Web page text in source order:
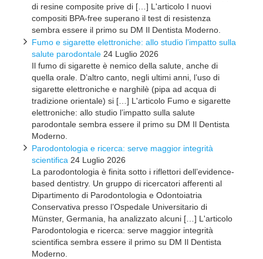
di resine composite prive di […] L'articolo I nuovi
compositi BPA-free superano il test di resistenza
sembra essere il primo su DM Il Dentista Moderno.
Fumo e sigarette elettroniche: allo studio l’impatto sulla
salute parodontale 24 Luglio 2026
Il fumo di sigarette è nemico della salute, anche di
quella orale. D’altro canto, negli ultimi anni, l’uso di
sigarette elettroniche e narghilè (pipa ad acqua di
tradizione orientale) si […] L'articolo Fumo e sigarette
elettroniche: allo studio l’impatto sulla salute
parodontale sembra essere il primo su DM Il Dentista
Moderno.
Parodontologia e ricerca: serve maggior integrità
scientifica 24 Luglio 2026
La parodontologia è finita sotto i riflettori dell’evidence-
based dentistry. Un gruppo di ricercatori afferenti al
Dipartimento di Parodontologia e Odontoiatria
Conservativa presso l’Ospedale Universitario di
Münster, Germania, ha analizzato alcuni […] L'articolo
Parodontologia e ricerca: serve maggior integrità
scientifica sembra essere il primo su DM Il Dentista
Moderno.